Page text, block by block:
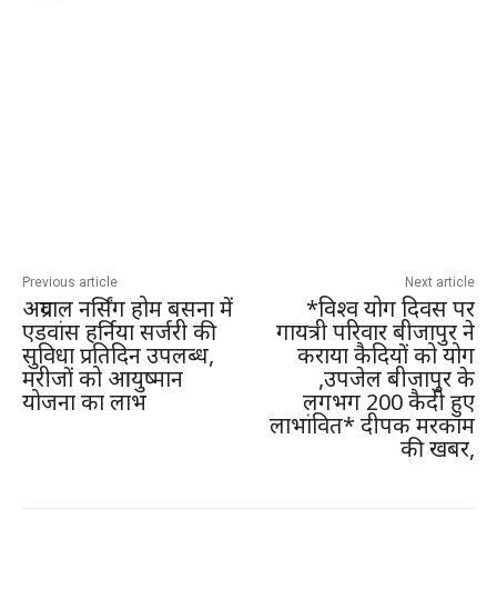
Previous article
अग्रवाल नर्सिंग होम बसना में
एडवांस हर्निया सर्जरी की
सुविधा प्रतिदिन उपलब्ध,
मरीजों को आयुष्मान
योजना का लाभ
Next article
*विश्व योग दिवस पर
गायत्री परिवार बीजापुर ने
कराया कैदियों को योग
,उपजेल बीजापुर के
लगभग 200 कैदी हुए
लाभांवित* दीपक मरकाम
की खबर,